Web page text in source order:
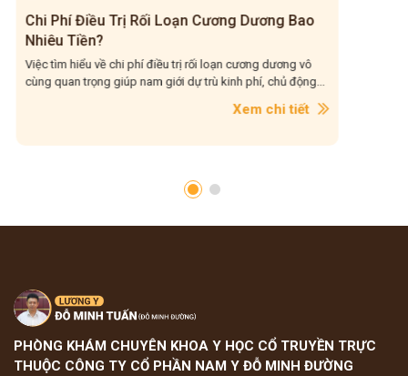
Chi Phí Điều Trị Rối Loạn Cương Dương Bao
Nhiêu Tiền?
Việc tìm hiểu về chi phí điều trị rối loạn cương dương vô
cùng quan trọng giúp nam giới dự trù kinh phí, chủ động...
Xem chi tiết
PHÒNG KHÁM CHUYÊN KHOA Y HỌC CỔ TRUYỀN TRỰC
THUỘC CÔNG TY CỔ PHẦN NAM Y ĐỖ MINH ĐƯỜNG